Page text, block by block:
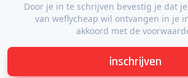
Door je in te schrijven bevestig je dat
van weflycheap wil ontvangen in je
akkoord met de
inschrijven